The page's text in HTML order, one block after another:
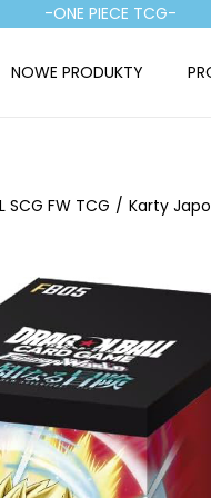
-ONE PIECE TCG-
NOWE PRODUKTY
SCG FW TCG / Karty